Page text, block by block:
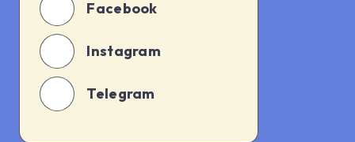
Facebook
Instagram
Telegram